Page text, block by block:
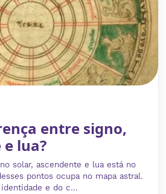
entre signo,
lua?
solar, ascendente e lua está no
pontos ocupa no mapa astral.
e do c...